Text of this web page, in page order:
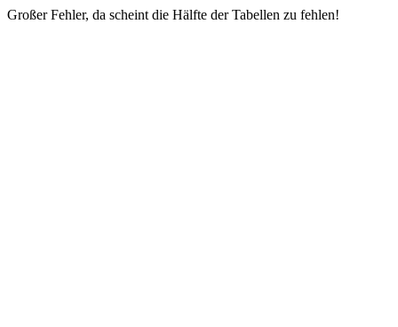
Großer Fehler, da scheint die Hälfte der Tabellen zu fehlen!